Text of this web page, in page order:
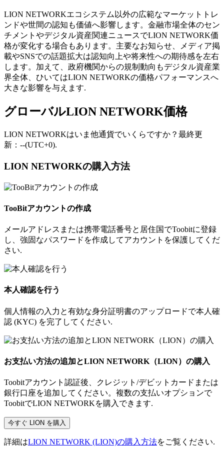
LION NETWORKエコシステム以外の広範なマーケットトレ
ンドや世間の認知も価値へ影響します。金融市場全体のセン
チメントやデジタル資産関連ニュースでLION NETWORK価
格が変化する場合もあります。主要なお知らせ、メディア掲
載やSNSでの話題拡大は認知向上や将来性への期待感を左右
します。加えて、政府機関からの規制動向もデジタル資産業
界全体、ひいてはLION NETWORKの価格パフォーマンスへ
大きな影響を与えます.
グローバルLION NETWORK価格
LION NETWORKはいま他通貨でいくらですか？最終更
新：--(UTC+0).
LION NETWORKの購入方法
TooBitアカウントの作成
メールアドレスまたは携帯電話番号と居住国でToobitに登録
し、強固なパスワードを作成してアカウントを保護してくだ
さい.
本人確認を行う
個人情報の入力と有効な身分証明書のアップロードで本人確
認 (KYC) を完了してください.
お支払い方法の追加とLION NETWORK（LION）の購入
Toobitアカウント認証後、クレジット/デビットカードまたは
銀行口座を追加してください。複数の支払いオプションで
ToobitでLION NETWORKを購入できます.
今すぐ LION を購入
詳細はLION NETWORK (LION)の購入方法をご覧ください.